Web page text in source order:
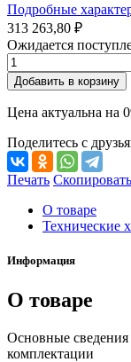
Подробные
313 263,80 ₽
Ожидается
Добавить в корзину
Цена актуальна на
Поделитесь с
Печать
О товаре
Технические
Информация
О товаре
Основные сведения
комплектации